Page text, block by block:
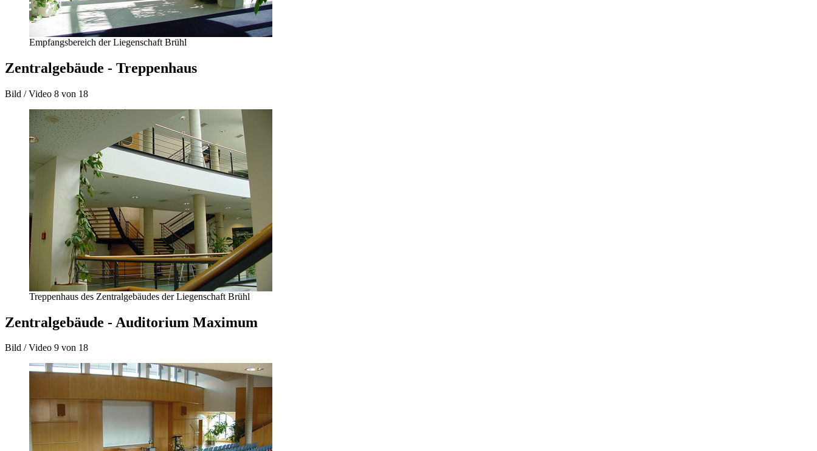
Empfangsbereich der Liegenschaft Brühl
Zentralgebäude - Treppenhaus
Bild / Video 8 von 18
Treppenhaus des Zentralgebäudes der Liegenschaft Brühl
Zentralgebäude - Auditorium Maximum
Bild / Video 9 von 18